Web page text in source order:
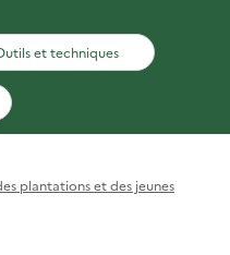
et techniques
plantations et des jeunes